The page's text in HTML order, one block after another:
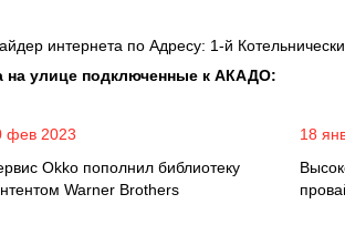
интернета по Адресу: 1-й
на улице подключенные к АКАДО:
фев 2023
Okko пополнил библиотеку
Warner Brothers
18